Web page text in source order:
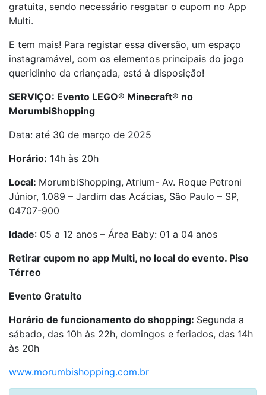
gratuita, sendo necessário resgatar o cupom no App
Multi.
E tem mais! Para registar essa diversão, um espaço
instagramável, com os elementos principais do jogo
queridinho da criançada, está à disposição!
SERVIÇO: Evento LEGO® Minecraft® no
MorumbiShopping
Data: até 30 de março de 2025
Horário: 14h às 20h
Local: MorumbiShopping, Atrium- Av. Roque Petroni
Júnior, 1.089 – Jardim das Acácias, São Paulo – SP,
04707-900
Idade: 05 a 12 anos – Área Baby: 01 a 04 anos
Retirar cupom no app Multi, no local do evento. Piso
Térreo
Evento Gratuito
Horário de funcionamento do shopping: Segunda a
sábado, das 10h às 22h, domingos e feriados, das 14h
às 20h
www.morumbishopping.com.br